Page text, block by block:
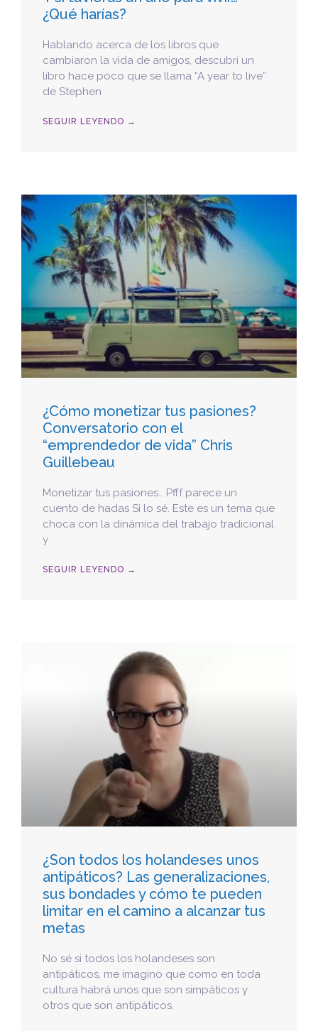
¿Qué harías?
Hablando acerca de los libros que
cambiaron la vida de amigos, descubrí un
libro hace poco que se llama “A year to live”
de Stephen
SEGUIR LEYENDO →
¿Cómo monetizar tus pasiones?
Conversatorio con el
“emprendedor de vida” Chris
Guillebeau
Monetizar tus pasiones… Pfff parece un
cuento de hadas Si lo sé. Este es un tema que
choca con la dinámica del trabajo tradicional
y
SEGUIR LEYENDO →
¿Son todos los holandeses unos
antipáticos? Las generalizaciones,
sus bondades y cómo te pueden
limitar en el camino a alcanzar tus
metas
No sé si todos los holandeses son
antipáticos, me imagino que como en toda
cultura habrá unos que son simpáticos y
otros que son antipáticos.